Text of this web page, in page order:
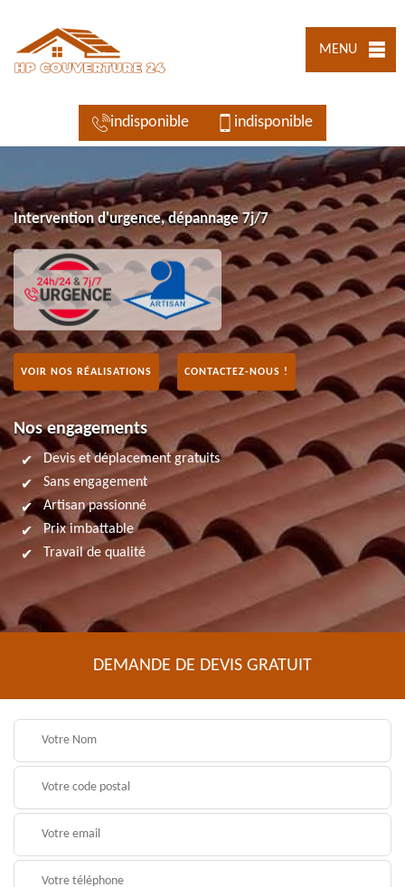
MENU
indisponible indisponible
Intervention d'urgence, dépannage 7j/7
VOIR NOS RÉALISATIONS CONTACTEZ-NOUS !
Nos engagements
Devis et déplacement gratuits
Sans engagement
Artisan passionné
Prix imbattable
Travail de qualité
DEMANDE DE DEVIS GRATUIT